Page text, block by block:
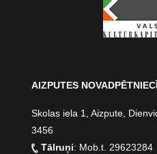
AIZPUTES
Skolas iela 1, Aizpute,
3456
Tālruņi: Mob.t. 29623284